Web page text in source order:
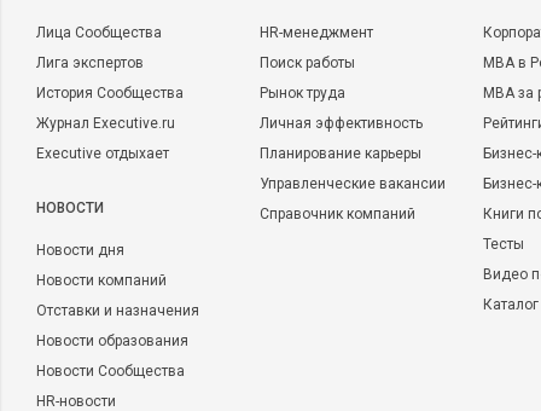
Лица Сообщества
Лига экспертов
История Сообщества
Журнал Executive.ru
Executive отдыхает
НОВОСТИ
Новости дня
Новости компаний
Отставки и назначения
Новости образования
Новости Сообщества
HR-новости
HR-менеджмент
Поиск работы
Рынок труда
Личная эффективность
Планирование карьеры
Управленческие вакансии
Справочник компаний
MBA в
MBA
Бизнес-
Книги
Тесты
Видео